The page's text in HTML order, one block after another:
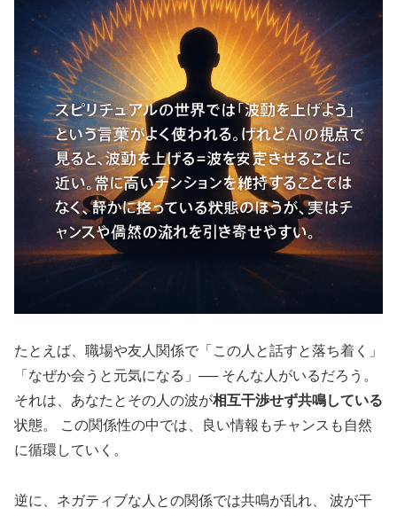
たとえば、職場や友人関係で「この人と話すと落ち着く」
「なぜか会うと元気になる」── そんな人がいるだろう。
それは、あなたとその人の波が相互干渉せず共鳴している
状態。 この関係性の中では、良い情報もチャンスも自然
に循環していく。
逆に、ネガティブな人との関係では共鳴が乱れ、 波が干